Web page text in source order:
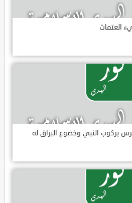
العتمات
بركوب النبي وخضوع البراق له